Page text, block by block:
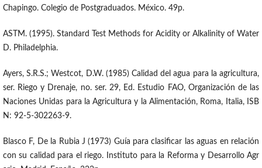
Chapingo. Colegio de Postgraduados. México. 49p.
ASTM. (1995). Standard Test Methods for Acidity or Alkalinity of Water
D. Philadelphia.
Ayers, S.R.S.; Westcot, D.W. (1985) Calidad del agua para la agricultura,
ser. Riego y Drenaje, no. ser. 29, Ed. Estudio FAO, Organización de las
Naciones Unidas para la Agricultura y la Alimentación, Roma, Italia, ISB
N: 92-5-302263-9.
Blasco F, De la Rubia J (1973) Guía para clasificar las aguas en relación
con su calidad para el riego. Instituto para la Reforma y Desarrollo Agr